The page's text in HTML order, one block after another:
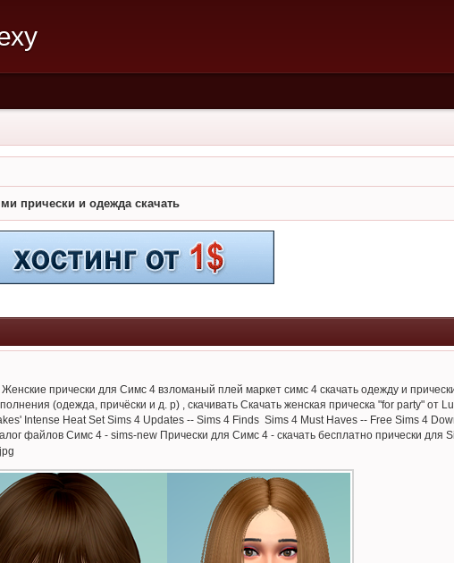
прически и одежда скачать
прически для Симс 4 взломаный плей маркет симс 4 скачать одежду и
(одежда, причёски и д. р) , скачивать Скачать женская прическа "for party" от
Intense Heat Set Sims 4 Updates -- Sims 4 Finds Sims 4 Must Haves -- Free Sims 4
файлов Симс 4 - sims-new Прически для Симс 4 - скачать бесплатно прически для